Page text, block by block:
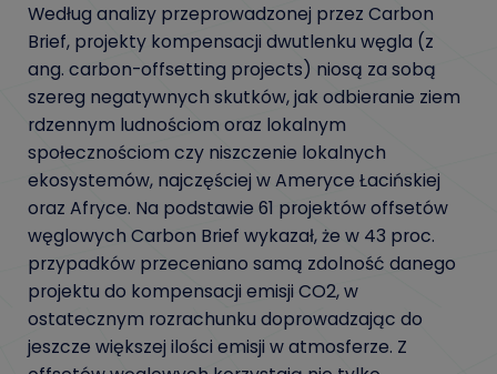
Według analizy przeprowadzonej przez Carbon
Brief, projekty kompensacji dwutlenku węgla (z
ang. carbon-offsetting projects) niosą za sobą
szereg negatywnych skutków, jak odbieranie ziem
rdzennym ludnościom oraz lokalnym
społecznościom czy niszczenie lokalnych
ekosystemów, najczęściej w Ameryce Łacińskiej
oraz Afryce. Na podstawie 61 projektów offsetów
węglowych Carbon Brief wykazał, że w 43 proc.
przypadków przeceniano samą zdolność danego
projektu do kompensacji emisji CO2, w
ostatecznym rozrachunku doprowadzając do
jeszcze większej ilości emisji w atmosferze. Z